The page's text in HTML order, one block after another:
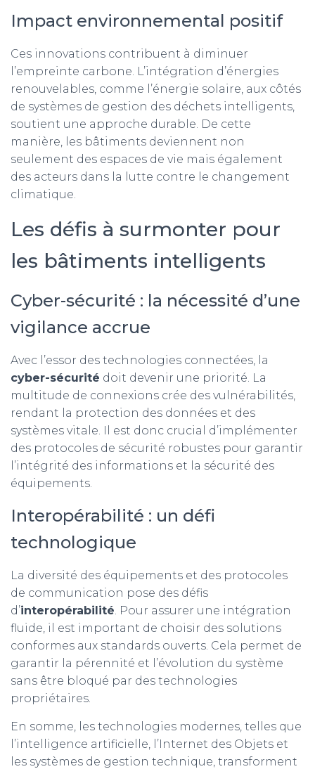
Impact environnemental positif
Ces innovations contribuent à diminuer
l’empreinte carbone. L’intégration d’énergies
renouvelables, comme l’énergie solaire, aux côtés
de systèmes de gestion des déchets intelligents,
soutient une approche durable. De cette
manière, les bâtiments deviennent non
seulement des espaces de vie mais également
des acteurs dans la lutte contre le changement
climatique.
Les défis à surmonter pour
les bâtiments intelligents
Cyber-sécurité : la nécessité d’une
vigilance accrue
Avec l’essor des technologies connectées, la
cyber-sécurité doit devenir une priorité. La
multitude de connexions crée des vulnérabilités,
rendant la protection des données et des
systèmes vitale. Il est donc crucial d’implémenter
des protocoles de sécurité robustes pour garantir
l’intégrité des informations et la sécurité des
équipements.
Interopérabilité : un défi
technologique
La diversité des équipements et des protocoles
de communication pose des défis
d’interopérabilité. Pour assurer une intégration
fluide, il est important de choisir des solutions
conformes aux standards ouverts. Cela permet de
garantir la pérennité et l’évolution du système
sans être bloqué par des technologies
propriétaires.
En somme, les technologies modernes, telles que
l’intelligence artificielle, l’Internet des Objets et
les systèmes de gestion technique, transforment